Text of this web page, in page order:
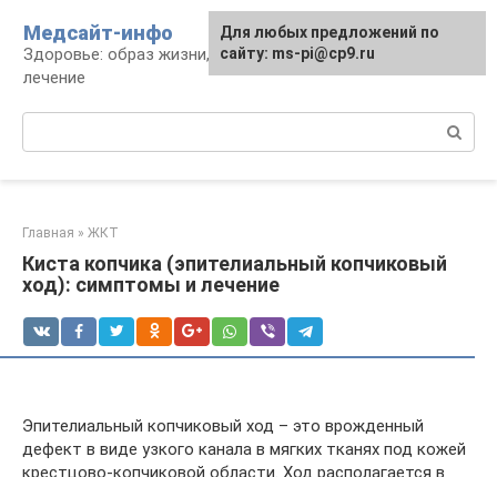
контенту
Медсайт-инфо
Здоровье: образ жизни, профилактика и
лечение
Главная » ЖКТ
Киста копчика (эпителиальный копчиковый
ход): симптомы и лечение
Эпителиальный копчиковый ход – это врожденный
дефект в виде узкого канала в мягких тканях под кожей
крестцово-копчиковой области. Ход располагается в
Для любых предложений по
сайту: ms-pi@cp9.ru